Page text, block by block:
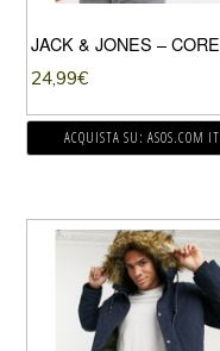
24,99€
ACQUISTA SU: ASOS.COM IT